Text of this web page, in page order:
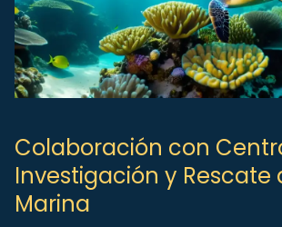
Colaboración con
Investigación y Rescate
Marina